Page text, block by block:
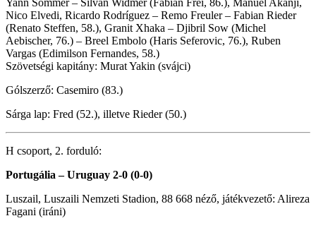
Yann Sommer – Silvan Widmer (Fabian Frei, 86.), Manuel Akanji,
Nico Elvedi, Ricardo Rodríguez – Remo Freuler – Fabian Rieder
(Renato Steffen, 58.), Granit Xhaka – Djibril Sow (Michel
Aebischer, 76.) – Breel Embolo (Haris Seferovic, 76.), Ruben
Vargas (Edimilson Fernandes, 58.)
Szövetségi kapitány: Murat Yakin (svájci)
Gólszerző: Casemiro (83.)
Sárga lap: Fred (52.), illetve Rieder (50.)
H csoport, 2. forduló:
Portugália – Uruguay 2-0 (0-0)
Luszail, Luszaili Nemzeti Stadion, 88 668 néző, játékvezető: Alireza
Fagani (iráni)